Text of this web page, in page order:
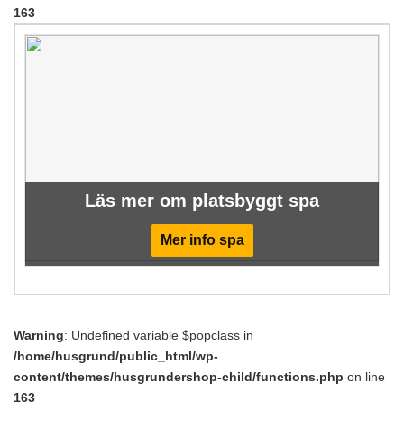
163
Läs mer om platsbyggt spa
Mer info spa
Warning: Undefined variable $popclass in
/home/husgrund/public_html/wp-
content/themes/husgrundershop-child/functions.php on line
163